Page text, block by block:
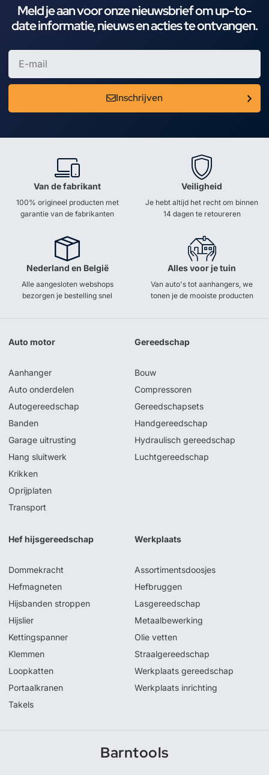
Meld je aan voor onze nieuwsbrief om up-to-
date informatie, nieuws en acties te ontvangen.
Inschrijven
Van de fabrikant
100% origineel producten met
garantie van de fabrikanten
Veiligheid
Je hebt altijd het recht om binnen
14 dagen te retoureren
Nederland en België
Alle aangesloten webshops
bezorgen je bestelling snel
Alles voor je tuin
Van auto's tot aanhangers, we
tonen je de mooiste producten
Auto motor
Aanhanger
Auto onderdelen
Autogereedschap
Banden
Garage uitrusting
Hang sluitwerk
Krikken
Oprijplaten
Transport
Gereedschap
Bouw
Compressoren
Gereedschapsets
Handgereedschap
Hydraulisch gereedschap
Luchtgereedschap
Hef hijsgereedschap
Dommekracht
Hefmagneten
Hijsbanden stroppen
Hijslier
Kettingspanner
Klemmen
Loopkatten
Portaalkranen
Takels
Werkplaats
Assortimentsdoosjes
Hefbruggen
Lasgereedschap
Metaalbewerking
Olie vetten
Straalgereedschap
Werkplaats gereedschap
Werkplaats inrichting
Barntools